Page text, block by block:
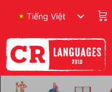
Tiếng Việt